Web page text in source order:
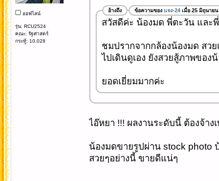
ออฟไลน์
รุ่น: RCU2524
คณะ: รัฐศาสตร์
กระทู้: 10,028
อ้างถึง ข้อความของ แจง-24เมื่อ 25 มิถุนายน
สวัสดีค่ะ น้องมด พี่ตะวัน และ
ชมปรากจากกล้องน้องมด สว
ไปเดินดูเอง ยังสวยสู้ภาพของ
ยอดเยี่ยมมากค่ะ
ไอ๊หยา !!! ผลงานระดับนี้ ต้องจ้า
น้องมดขายรูปผ่าน stock photo
สวยๆอย่างนี้ ขายดีแน่ๆ